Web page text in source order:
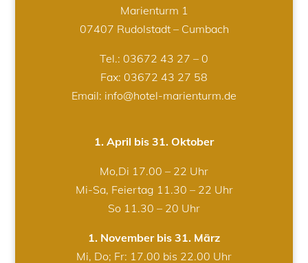
Marienturm 1
07407 Rudolstadt – Cumbach
Tel.: 03672 43 27 – 0
Fax: 03672 43 27 58
Email: info@hotel-marienturm.de
1. April bis 31. Oktober
Mo,Di 17.00 – 22 Uhr
Mi-Sa, Feiertag 11.30 – 22 Uhr
So 11.30 – 20 Uhr
1. November bis 31. März
Mi, Do; Fr: 17.00 bis 22.00 Uhr